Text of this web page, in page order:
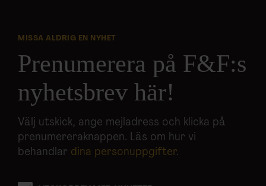
MISSA ALDRIG EN NYHET
Prenumerera på F&F:s
nyhetsbrev här!
Välj utskick, ange mejladress och klicka på
prenumereraknappen. Läs om hur vi
behandlar dina personuppgifter.